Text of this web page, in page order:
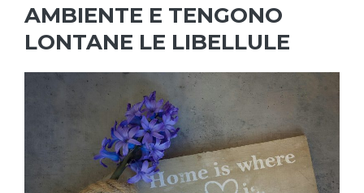
AMBIENTE E TENGONO
LONTANE LE LIBELLULE